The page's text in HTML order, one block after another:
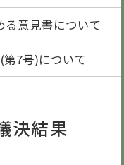
意見書について
7号)について
決結果